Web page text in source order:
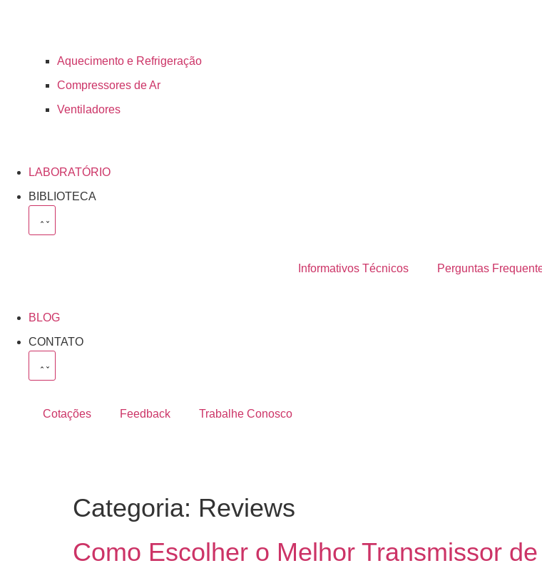
Aquecimento e Refrigeração
Compressores de Ar
Ventiladores
LABORATÓRIO
BIBLIOTECA
Informativos Técnicos Perguntas
BLOG
CONTATO
Cotações Feedback Trabalhe Conosco
Categoria: Reviews
Como Escolher o Melhor Transmissor